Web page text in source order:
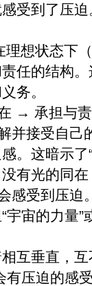
受到了压
想状态下
任的结构
务。
→ 承担与
并接受自己
。这暗示了
有光的同
感受到压迫
宙的力量”
互垂直，
有压迫的感